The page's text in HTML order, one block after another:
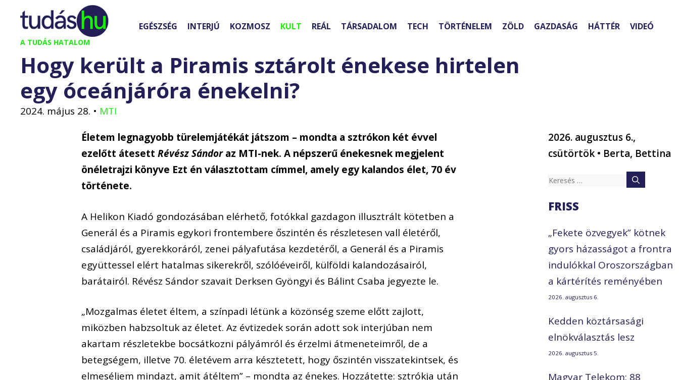
Kilépés
tartalomba
A TUDÁS HATALOM
EGÉSZSÉG INTERJÚ KOZMOSZ KULT REÁL TÁRSADALOM TECH TÖRTÉNELEM ZÖLD GAZDASÁG HÁTTÉR VIDEÓ
Hogy került a Piramis sztárolt énekese hirtelen
egy óceánjáróra énekelni?
2024. május 28. • MTI
Életem legnagyobb türelemjátékát játszom – mondta a sztrókon két évvel
ezelőtt átesettRévész Sándoraz MTI-nek. A népszerű énekesnek megjelent
önéletrajzi könyve Ezt én választottam címmel, amely egy kalandos élet, 70 év
története.
A Helikon Kiadó gondozásában elérhető, fotókkal gazdagon illusztrált kötetben a
Generál és a Piramis egykori frontembere őszintén és részletesen vall életéről,
családjáról, gyerekkoráról, zenei pályafutása kezdetéről, a Generál és a Piramis
együttessel elért hatalmas sikerekről, szólóéveiről, külföldi kalandozásairól,
barátairól. Révész Sándor szavait Derksen Gyöngyi és Bálint Csaba jegyezte le.
„Mozgalmas életet éltem, a színpadi létünk a közönség szeme előtt zajlott,
miközben habzsoltuk az életet. Az évtizedek során adott sok interjúban nem
akartam részletekbe bocsátkozni pályámról és érzelmi átmeneteimről, de a
betegségem, illetve 70. életévem arra késztetett, hogy őszintén visszatekintsek, és
elmeséljem mindazt, amit átéltem” – mondta az énekes. Hozzátette: sztrókja után
2026. augusztus 6.,
csütörtök • Berta, Bettina
Keresés:
FRISS
„Fekete özvegyek” kötnek
gyors házasságot a frontra
indulókkal Oroszországban
a kártérítés reményében
2026. augusztus 6.
Kedden köztársasági
elnökválasztás lesz
2026. augusztus 5.
Magyar Telekom: 88